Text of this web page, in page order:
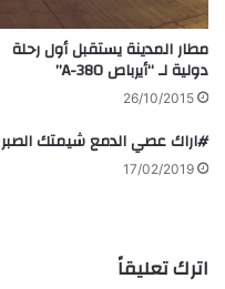
مطار المدينة يستقبل أول رحلة
دولية لـ “أيرباص A-380”
26/10/2015
#اراك عصي الدمع شيمتك الصبر
17/02/2019
اترك تعليقاً